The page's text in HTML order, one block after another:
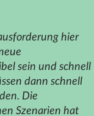
hier
sein und schnell
dann schnell
Die
Szenarien hat